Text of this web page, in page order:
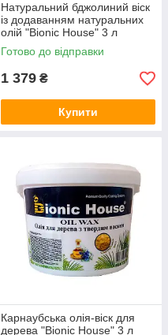
Натуральний бджолиний віск
із додаванням натуральних
олій "Bionic House" 3 л
Готово до відправки
1 379 ₴
Купити
Карнаубська олія-віск для
дерева "Bionic House" 3 л